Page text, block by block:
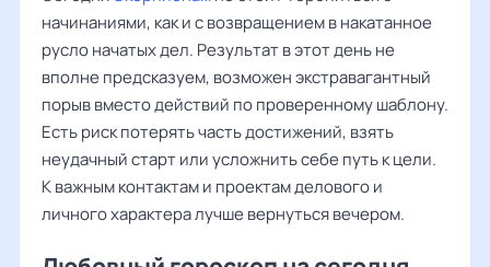
начинаниями, как и с возвращением в накатанное
русло начатых дел. Результат в этот день не
вполне предсказуем, возможен экстравагантный
порыв вместо действий по проверенному шаблону.
Есть риск потерять часть достижений, взять
неудачный старт или усложнить себе путь к цели.
К важным контактам и проектам делового и
личного характера лучше вернуться вечером.